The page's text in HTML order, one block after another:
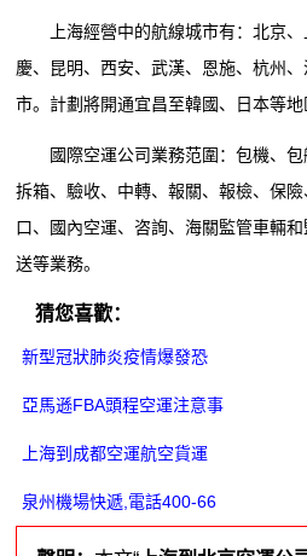
上海經營中的航線城市有：北京、
慶、昆明、西安、武漢、恩施、杭州
市。計劃將開通宜昌至韓國、日本等地
國際空運公司業務范圍：包機、包
拆箱、驗收、中轉、報關、報檢、保
口、國內空運、咨詢、海關監管車輛
送等業務。
猜您喜歡：
新型冠狀肺炎疫情爆發恐
亞馬遜FBA頭程空運注意事
上海到成都空運航空貨運
泉州機場快遞,電話400-66